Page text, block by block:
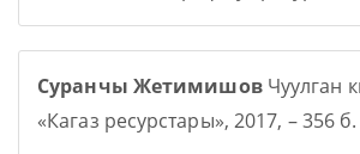
Суранчы ЖетимишовЧуулган
«Кагаз ресурстары», 2017, – 356 б.